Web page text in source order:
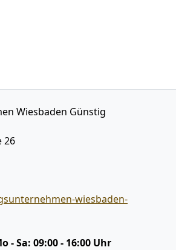
Wiesbaden Günstig
26
wiesbaden-
- Sa: 09:00 - 16:00 Uhr